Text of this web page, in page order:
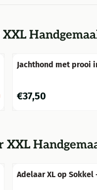
XXL
Jachthond met prooi
Prijs: 37,50
€37,50
XXL
Adelaar XL op Sokkel